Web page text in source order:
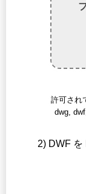
許可され
dwg,
2) DWF